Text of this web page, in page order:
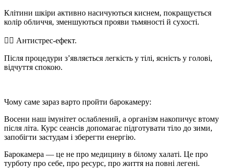
Клітини шкіри активно насичуються киснем, покращується
колір обличчя, зменшуються прояви тьмяності й сухості.
🧘‍♀️ Антистрес-ефект.
Після процедури з’являється легкість у тілі, ясність у голові,
відчуття спокою.
Чому саме зараз варто пройти барокамеру:
Восени наш імунітет ослаблений, а організм накопичує втому
після літа. Курс сеансів допомагає підготувати тіло до зими,
запобігти застудам і зберегти енергію.
Барокамера — це не про медицину в білому халаті. Це про
турботу про себе, про ресурс, про життя на повні легені.